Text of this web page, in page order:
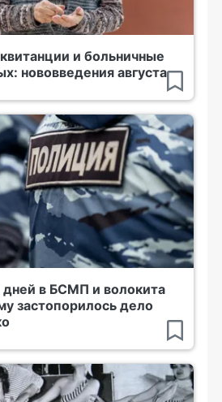
и больничные
нововведения августа
в БСМП и волокита
застопорилось дело